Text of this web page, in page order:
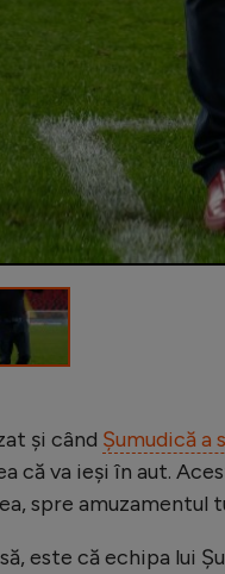
și când Șumudică a
că va ieși în aut.
spre amuzamentul
este că echipa lui